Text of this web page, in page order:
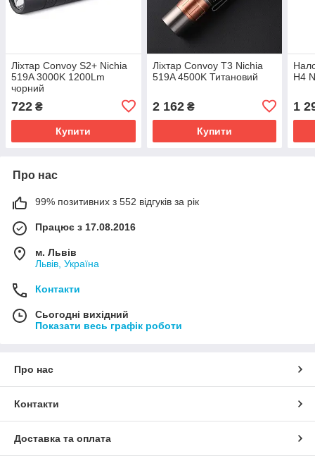
Ліхтар Convoy S2+ Nichia
519A 3000K 1200Lm
чорний
722 ₴
Купити
Ліхтар Convoy T3 Nichia
519A 4500K Титановий
2 162₴
Купити
H4
1
Про нас
99% позитивних з 552 відгуків за рік
Працює з 17.08.2016
м. Львів
Львів, Україна
Контакти
Сьогодні вихідний
Показати весь графік роботи
Про нас
Контакти
Доставка та оплата